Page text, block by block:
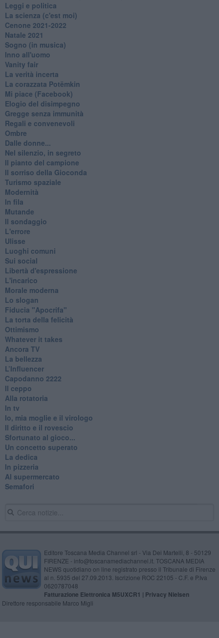
Leggi e politica
La scienza (c'est moi)
Cenone 2021-2022
Natale 2021
Sogno (in musica)
Inno all'uomo
Vanity fair
La verità incerta
La corazzata Potëmkin
Mi piace (Facebook)
Elogio del disimpegno
Gregge senza immunità
Regali e convenevoli
Ombre
Dalle donne...
Nel silenzio, in segreto
Il pianto del campione
Il sorriso della Gioconda
Turismo spaziale
Modernità
In fila
Mutande
Il sondaggio
L'errore
Ulisse
Luoghi comuni
Sui social
Libertà d'espressione
L'incarico
Morale moderna
Lo slogan
Fiducia "Apocrifa"
La torta della felicità
Ottimismo
Whatever it takes
Ancora TV
La bellezza
L’Influencer
​Capodanno 2222
Il ceppo
Alla rotatoria
In tv
Io, mia moglie e il virologo
Il diritto e il rovescio
Sfortunato al gioco...
Un concetto superato
La dedica
In pizzeria
Al supermercato
Semafori
Editore Toscana Media Channel srl - Via Dei Martelli, 8 - 50129
FIRENZE - info@toscanamediachannel.it. TOSCANA MEDIA
NEWS quotidiano on line registrato presso il Tribunale di Firenze
al n. 5935 del 27.09.2013. Iscrizione ROC 22105 - C.F. e P.Iva
0620787048
Fatturazione Elettronica M5UXCR1 | Privacy Nielsen
Direttore responsabile Marco Migli